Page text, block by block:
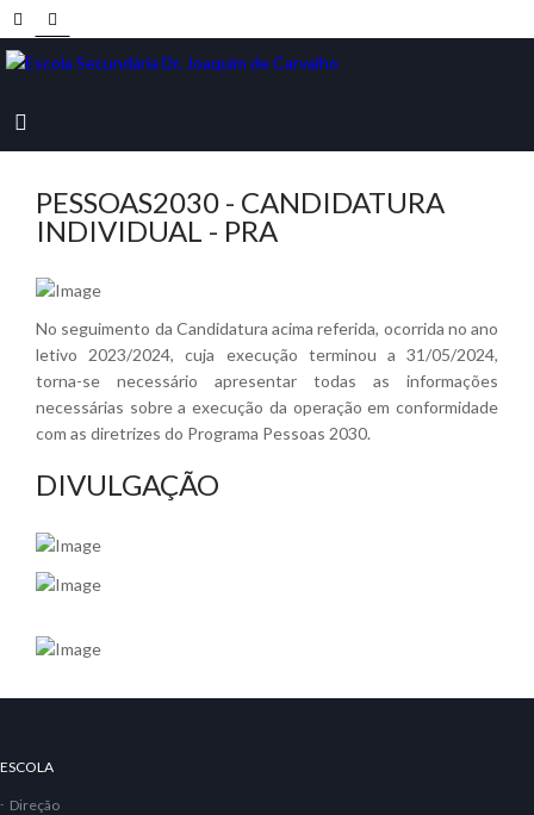
PESSOAS2030 - CANDIDATURA
INDIVIDUAL - PRA
No seguimento da Candidatura acima referida, ocorrida no ano
letivo 2023/2024, cuja execução terminou a 31/05/2024,
torna-se necessário apresentar todas as informações
necessárias sobre a execução da operação em conformidade
com as diretrizes do Programa Pessoas 2030.
DIVULGAÇÃO
ESCOLA
Direção